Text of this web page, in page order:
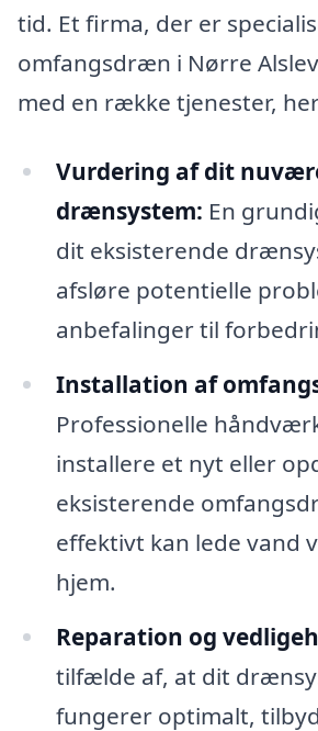
tid. Et firma, der er
omfangsdræn i Nørre
med en række tjenester,
Vurdering af dit
drænsystem: En
dit eksisterende
afsløre potentielle
anbefalinger til
Installation af
Professionelle
installere et nyt eller
eksisterende
effektivt kan lede vand
hjem.
Reparation og
tilfælde af, at dit
fungerer optimalt,